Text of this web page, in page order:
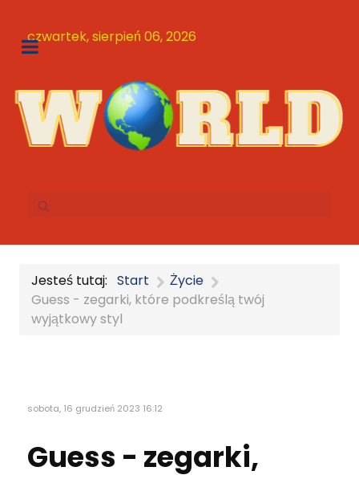
czwartek, sierpień 06, 2026
Jesteś tutaj: Start
Życie
Guess - zegarki, które podkreślą twój
wyjątkowy styl
sobota, 16 grudzień 2023 16:12
Guess - zegarki,